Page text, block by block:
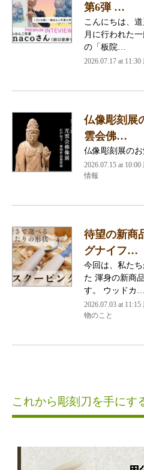
第6弾 …
こんにちは、
月に行われた
の「板院…
2026.07.17 at
仏像彫刻展
雲会佛…
仏像彫刻展の
2026.07.15 at
情報
待望の新商
グナイフ…
今回は、私た
た 渾身の新商
す。 ウッドカ…
2026.07.03 at
物のこと
これから彫刻刀を手にす